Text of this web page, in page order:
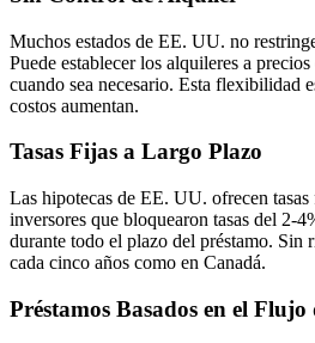
Muchos estados de EE. UU. no
Puede establecer los alquileres a
cuando sea necesario. Esta flexibilidad
costos aumentan.
Tasas Fijas a Largo Plazo
Las hipotecas de EE. UU. ofrecen
inversores que bloquearon tasas del 2-
durante todo el plazo del préstamo. Sin
cada cinco años como en Canadá.
Préstamos Basados en el Flujo